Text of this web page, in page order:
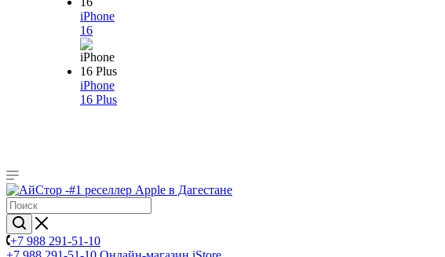
iPhone
16
iPhone
16 Plus
+7 988 291-51-10